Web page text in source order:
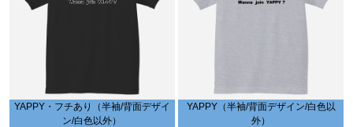
YAPPY・フチあり（半袖/背面デザイ
ン/白色以外）
YAPPY（半袖/背面デザイン/白色以
外）